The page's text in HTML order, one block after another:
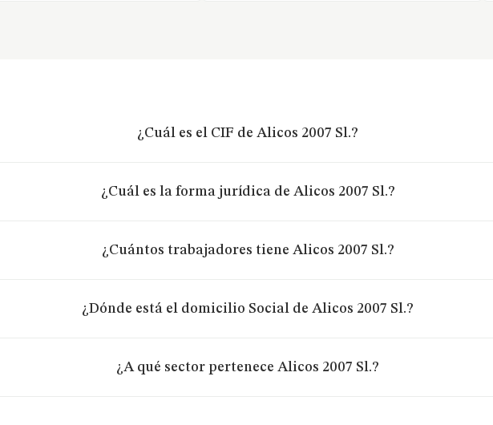
¿Cuál es el CIF de Alicos 2007 Sl.?
¿Cuál es la forma jurídica de Alicos 2007 Sl.?
¿Cuántos trabajadores tiene Alicos 2007 Sl.?
¿Dónde está el domicilio Social de Alicos 2007 Sl.?
¿A qué sector pertenece Alicos 2007 Sl.?